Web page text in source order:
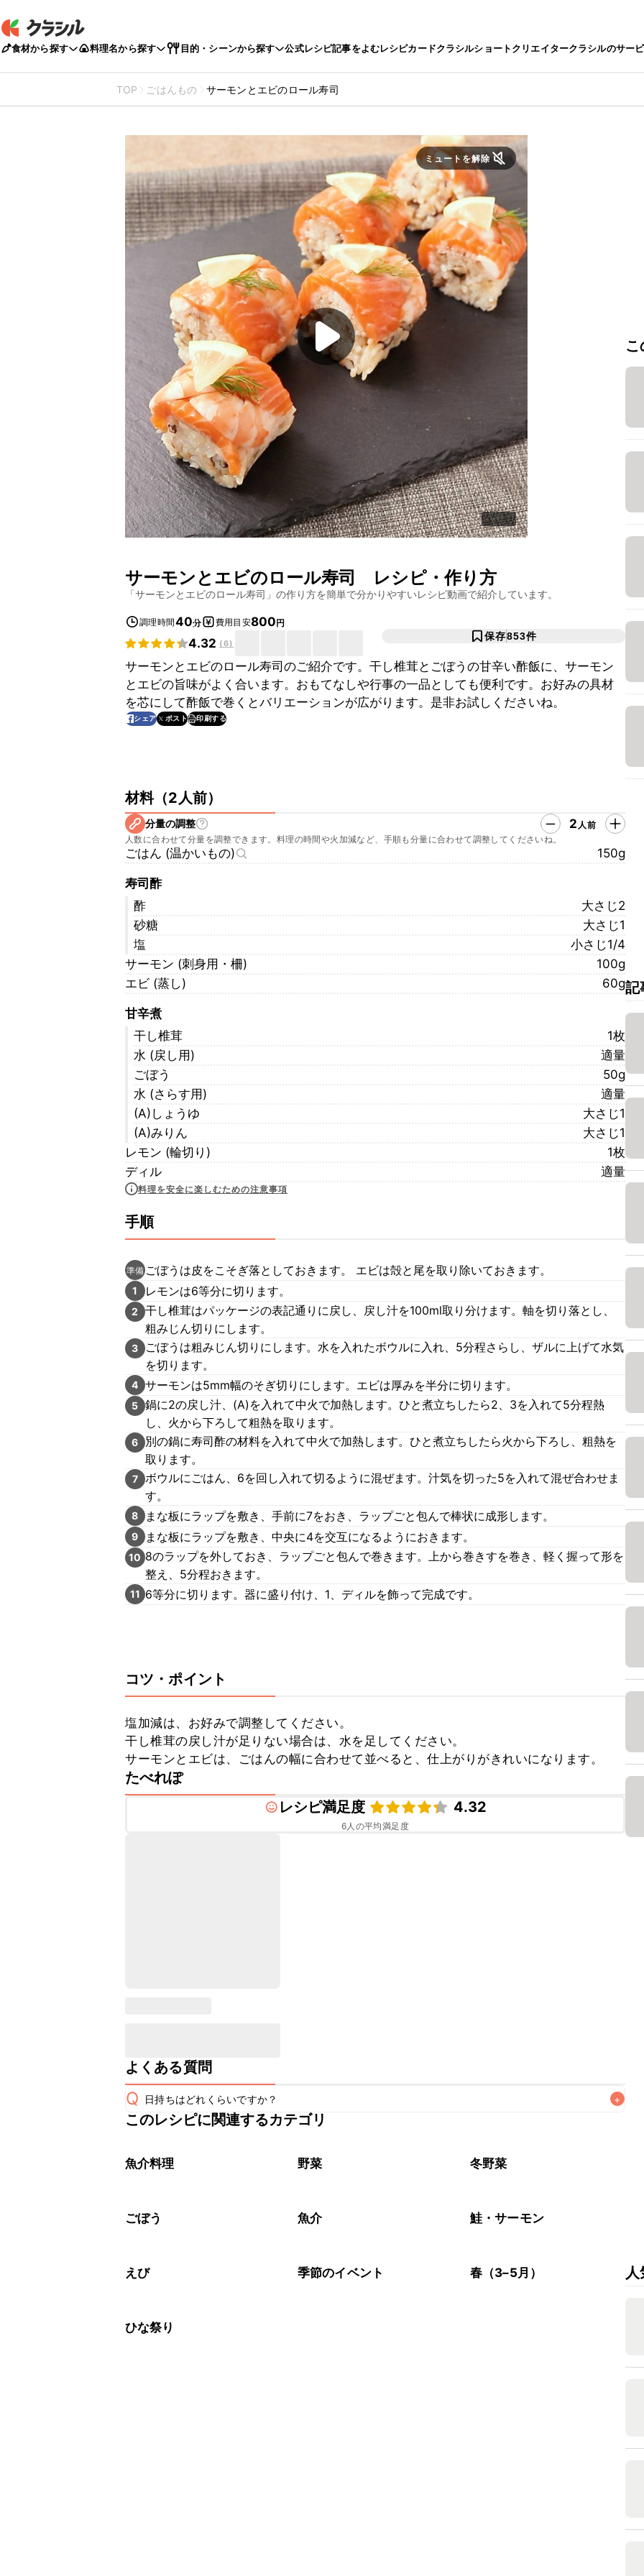
食材から探す 料理名から探す 目的・シーンから探す 公式レシピ記事をよむレシピカードクラシルショートクリエイタークラシルのサー
TOP ごはんもの サーモンとエビのロール寿司
ミュートを解除
サーモンとエビのロール寿司 レシピ・作り方
「サーモンとエビのロール寿司 」の作り方を簡単で分かりやすいレシピ動画で紹介しています。
調理時間40分 費用目安800円
4.32 (6)
保存853件
サーモンとエビのロール寿司のご紹介です。干し椎茸とごぼうの甘辛い酢飯に、サーモン
とエビの旨味がよく合います。おもてなしや行事の一品としても便利です。お好みの具材
を芯にして酢飯で巻くとバリエーションが広がります。是非お試しくださいね。
シェア ポスト 印刷する
材料（2人前）
分量の調整 2 人前
人数に合わせて分量を調整できます。料理の時間や火加減など、手順も分量に合わせて調整してくださいね。
ごはん (温かいもの) 150g
寿司酢
酢
大さじ2
砂糖
大さじ1
塩
小さじ1/4
サーモン (刺身用・柵)
100g
エビ (蒸し)
60g
甘辛煮
干し椎茸
1枚
水 (戻し用)
適量
ごぼう
50g
水 (さらす用)
適量
(A)しょうゆ
大さじ1
(A)みりん
大さじ1
レモン (輪切り)
1枚
ディル
適量
料理を安全に楽しむための注意事項
手順
準備 ごぼうは皮をこそぎ落としておきます。 エビは殻と尾を取り除いておきます。
1 レモンは6等分に切ります。
2
干し椎茸はパッケージの表記通りに戻し、戻し汁を100ml取り分けます。軸を切り落とし、
粗みじん切りにします。
3
ごぼうは粗みじん切りにします。水を入れたボウルに入れ、5分程さらし、ザルに上げて水気
を切ります。
4 サーモンは5mm幅のそぎ切りにします。エビは厚みを半分に切ります。
5 鍋に2の戻し汁、(A)を入れて中火で加熱します。ひと煮立ちしたら2、3を入れて5分程熱
し、火から下ろして粗熱を取ります。
6
別の鍋に寿司酢の材料を入れて中火で加熱します。ひと煮立ちしたら火から下ろし、粗熱を
取ります。
7 ボウルにごはん、6を回し入れて切るように混ぜます。汁気を切った5を入れて混ぜ合わせま
す。
8 まな板にラップを敷き、手前に7をおき、ラップごと包んで棒状に成形します。
9 まな板にラップを敷き、中央に4を交互になるようにおきます。
10 8のラップを外しておき、ラップごと包んで巻きます。上から巻きすを巻き、軽く握って形を
整え、5分程おきます。
11 6等分に切ります。器に盛り付け、1、ディルを飾って完成です。
コツ・ポイント
塩加減は、お好みで調整してください。
干し椎茸の戻し汁が足りない場合は、水を足してください。
サーモンとエビは、ごはんの幅に合わせて並べると、仕上がりがきれいになります。
たべれぽ
レシピ満足度
4.32
6人の平均満足度
よくある質問
Q 日持ちはどれくらいですか？ +
保存期間は冷蔵で当日中が目安です。なるべくお早めにお召し上がりください。
※日持ちは目安です。
このレシピに関連するカテゴリ
魚介料理 野菜 冬野菜
ごぼう 魚介 鮭・サーモン
えび 季節のイベント 春（3–5月）
ひな祭り
記